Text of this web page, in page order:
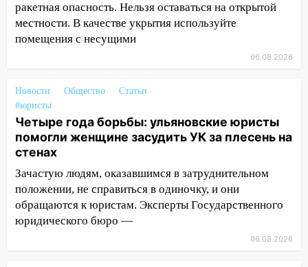
08:21 В Заволжском районе украли два
велосипеда
погода в четверг
06:00
юристы помогли женщине засудить УК
за плесень на стенах
прибыль, а кому — испытания на
прочность
05.08.2026
Соцсети: на проспекте Тюленева
ракетная опасность. Нельзя оставаться на открытой
местности. В качестве укрытия используйте
помещения с несущими
06.08.2026
Новости Общество
Статьи
#юристы
Четыре года борьбы: ульяновские юристы
помогли женщине засудить УК за плесень на
стенах
Зачастую людям, оказавшимся в затруднительном
положении, не справиться в одиночку, и они
обращаются к юристам. Эксперты Государственного
юридического бюро —
06.08.2026